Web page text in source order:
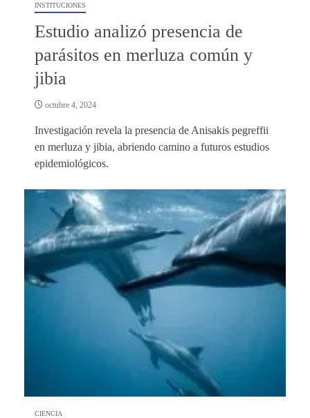
INSTITUCIONES
Estudio analizó presencia de
parásitos en merluza común y
jibia
octubre 4, 2024
Investigación revela la presencia de Anisakis pegreffii
en merluza y jibia, abriendo camino a futuros estudios
epidemiológicos.
CIENCIA